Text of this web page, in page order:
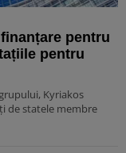
pentru
pentru
Kyriakos
de statele membre